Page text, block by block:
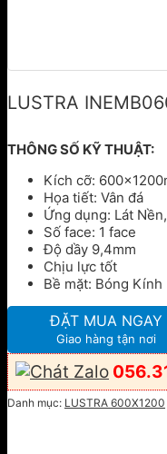
LUSTRA
THÔNG SỐ KỸ THUẬT:
Kích cỡ:
Họa tiết: Vân đá
Ứng dụng: Lát
Số face: 1 face
Độ dầy 9,4mm
Chịu lực tốt
Bề mặt: Bóng Kính
ĐẶT MUA NGAY
Giao hàng tận nơi
Danh mục: LUSTRA 600X1200